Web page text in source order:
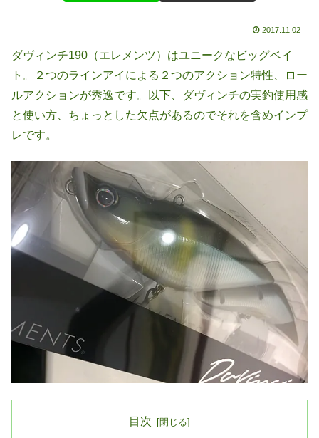
2017.11.02
ダヴィンチ190（エレメンツ）はユニークなビッグベイ
ト。２つのラインアイによる２つのアクション特性、ロー
ルアクションが秀逸です。以下、ダヴィンチの実釣使用感
と使い方、ちょっとした欠点があるのでそれを含めインプ
レです。
目次